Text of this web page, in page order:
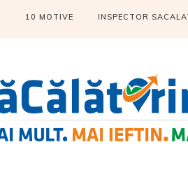
10 MOTIVE INSPECTOR